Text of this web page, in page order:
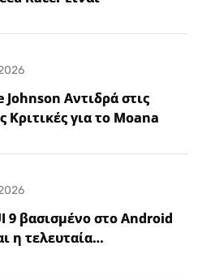
Αντιδρά στις
Κριτικές για το Moana
Disney
9 βασισμένο στο Android
η τελευταία…